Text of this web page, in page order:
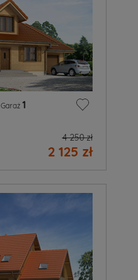
Garaż 1
4 250 zł
2 125 zł